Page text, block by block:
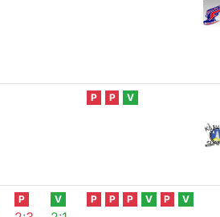
P P V
P V P P P V P V